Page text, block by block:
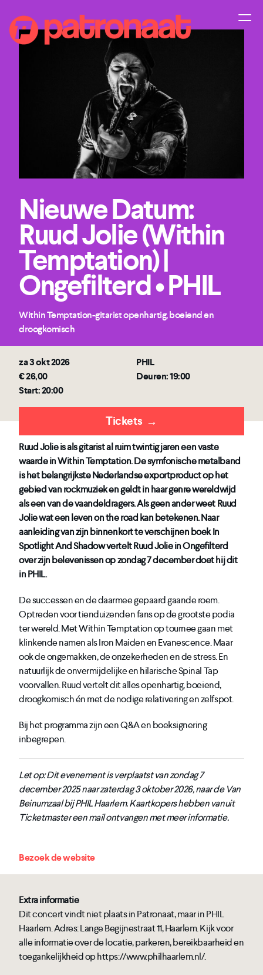
Nieuwe Datum:
Ruud Jolie (Within
Temptation) |
Ongefilterd • PHIL
Within Temptation-gitarist openhartig, boeiend en
droogkomisch
za 3 okt 2026
PHIL
€ 26,00
Deuren: 19:00
Start: 20:00
Tickets →
Ruud Jolie is als gitarist al ruim twintig jaren een vaste
waarde in Within Temptation. De symfonische metalband
is het belangrijkste Nederlandse exportproduct op het
gebied van rockmuziek en geldt in haar genre wereldwijd
als een van de vaandeldragers. Als geen ander weet Ruud
Jolie wat een leven on the road kan betekenen. Naar
aanleiding van zijn binnenkort te verschijnen boek In
Spotlight And Shadow vertelt Ruud Jolie in Ongefilterd
over zijn belevenissen op zondag 7 december doet hij dit
in PHIL.
De successen en de daarmee gepaard gaande roem.
Optreden voor tienduizenden fans op de grootste podia
ter wereld. Met Within Temptation op tournee gaan met
klinkende namen als Iron Maiden en Evanescence. Maar
ook de ongemakken, de onzekerheden en de stress. En
natuurlijk de onvermijdelijke en hilarische Spinal Tap
voorvallen. Ruud vertelt dit alles openhartig, boeiend,
droogkomisch én met de nodige relativering en zelfspot.
Bij het programma zijn een Q&A en boeksignering
inbegrepen.
Let op: Dit evenement is verplaatst van zondag 7
december 2025 naar zaterdag 3 oktober 2026, naar de Van
Beinumzaal bij PHIL Haarlem. Kaartkopers hebben vanuit
Ticketmaster een mail ontvangen met meer informatie.
Bezoek de website
Extra informatie
Dit concert vindt niet plaats in Patronaat, maar in PHIL
Haarlem. Adres: Lange Begijnestraat 11, Haarlem. Kijk voor
alle informatie over de locatie, parkeren, bereikbaarheid en
toegankelijkheid op https://www.philhaarlem.nl/.